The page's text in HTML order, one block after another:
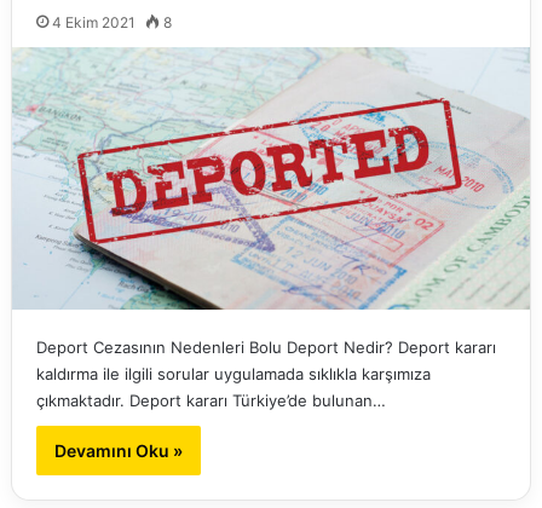
4 Ekim 2021 8
Deport Cezasının Nedenleri Bolu Deport Nedir? Deport kararı
kaldırma ile ilgili sorular uygulamada sıklıkla karşımıza
çıkmaktadır. Deport kararı Türkiye’de bulunan…
Devamını Oku »